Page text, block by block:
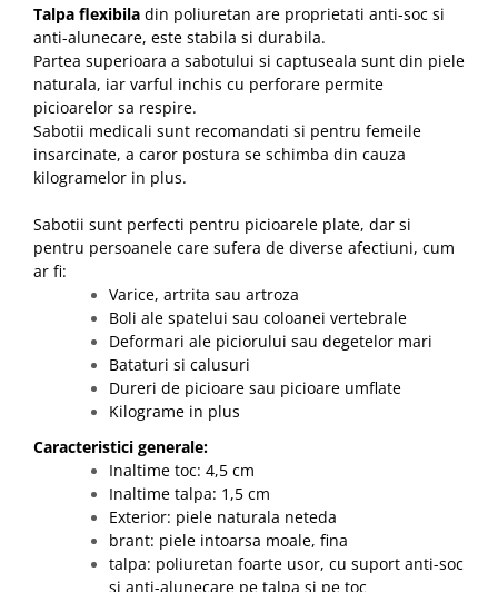
Talpa flexibila din poliuretan are proprietati anti-soc si
anti-alunecare, este stabila si durabila.
Partea superioara a sabotului si captuseala sunt din piele
naturala, iar varful inchis cu perforare permite
picioarelor sa respire.
Sabotii medicali sunt recomandati si pentru femeile
insarcinate, a caror postura se schimba din cauza
kilogramelor in plus.
Sabotii sunt perfecti pentru picioarele plate, dar si
pentru persoanele care sufera de diverse afectiuni, cum
ar fi:
Varice, artrita sau artroza
Boli ale spatelui sau coloanei vertebrale
Deformari ale piciorului sau degetelor mari
Bataturi si calusuri
Dureri de picioare sau picioare umflate
Kilograme in plus
Caracteristici generale:
Inaltime toc: 4,5 cm
Inaltime talpa: 1,5 cm
Exterior: piele naturala neteda
brant: piele intoarsa moale, fina
talpa: poliuretan foarte usor, cu suport anti-soc
si anti-alunecare pe talpa si pe toc